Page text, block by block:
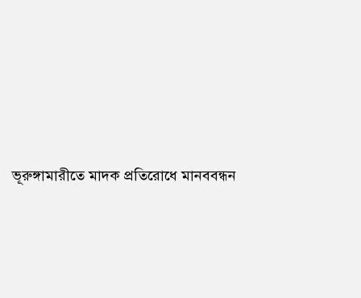
ভূরুঙ্গামারীতে মাদক প্রতিরোধে মানববন্ধন